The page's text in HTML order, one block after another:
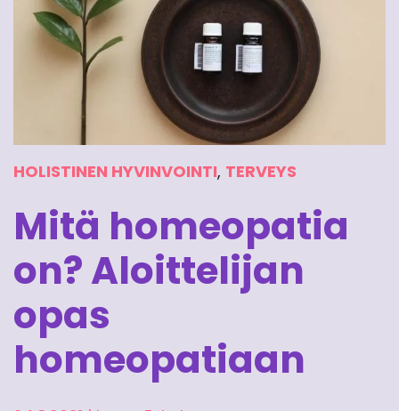
HOLISTINEN HYVINVOINTI, TERVEYS
Mitä homeopatia
on? Aloittelijan
opas
homeopatiaan